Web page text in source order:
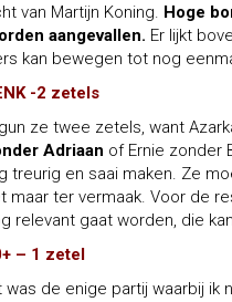
van Martijn Koning. Hoge
aangevallen. Er lijkt
kan bewegen tot nog
-2 zetels
ze twee zetels, want
Adriaan of Ernie zonder
treurig en saai maken. Ze
maar ter vermaak. Voor de
relevant gaat worden, die
– 1 zetel
was de enige partij waarbij ik